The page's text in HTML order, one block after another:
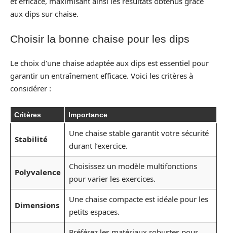
aux dips sur chaise.
Choisir la bonne chaise pour les dips
Le choix d’une chaise adaptée aux dips est essentiel pour
garantir un entraînement efficace. Voici les critères à
considérer :
Critères Importance
Stabilité
Une chaise stable garantit votre sécurité
durant l’exercice.
Polyvalence
Choisissez un modèle multifonctions
pour varier les exercices.
Dimensions
Une chaise compacte est idéale pour les
petits espaces.